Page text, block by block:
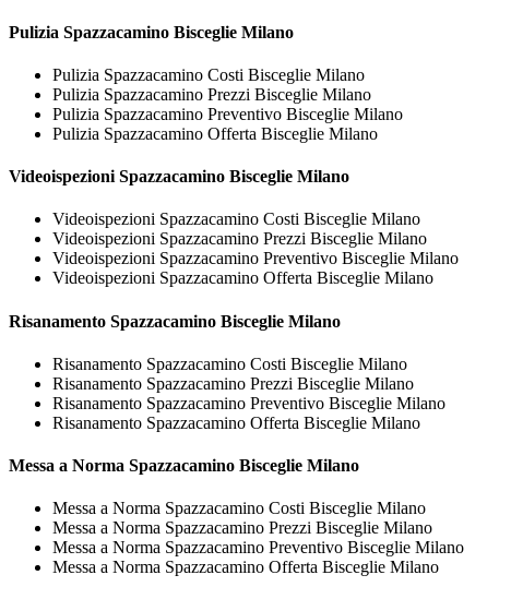
Pulizia Spazzacamino Bisceglie Milano
Pulizia Spazzacamino Costi Bisceglie Milano
Pulizia Spazzacamino Prezzi Bisceglie Milano
Pulizia Spazzacamino Preventivo Bisceglie Milano
Pulizia Spazzacamino Offerta Bisceglie Milano
Videoispezioni Spazzacamino Bisceglie Milano
Videoispezioni Spazzacamino Costi Bisceglie Milano
Videoispezioni Spazzacamino Prezzi Bisceglie Milano
Videoispezioni Spazzacamino Preventivo Bisceglie Milano
Videoispezioni Spazzacamino Offerta Bisceglie Milano
Risanamento Spazzacamino Bisceglie Milano
Risanamento Spazzacamino Costi Bisceglie Milano
Risanamento Spazzacamino Prezzi Bisceglie Milano
Risanamento Spazzacamino Preventivo Bisceglie Milano
Risanamento Spazzacamino Offerta Bisceglie Milano
Messa a Norma Spazzacamino Bisceglie Milano
Messa a Norma Spazzacamino Costi Bisceglie Milano
Messa a Norma Spazzacamino Prezzi Bisceglie Milano
Messa a Norma Spazzacamino Preventivo Bisceglie Milano
Messa a Norma Spazzacamino Offerta Bisceglie Milano